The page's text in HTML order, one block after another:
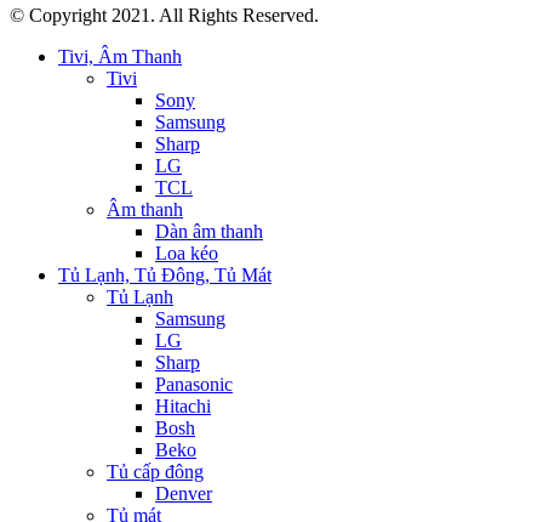
© Copyright 2021. All Rights Reserved.
Tivi, Âm Thanh
Tivi
Sony
Samsung
Sharp
LG
TCL
Âm thanh
Dàn âm thanh
Loa kéo
Tủ Lạnh, Tủ Đông, Tủ Mát
Tủ Lạnh
Samsung
LG
Sharp
Panasonic
Hitachi
Bosh
Beko
Tủ cấp đông
Denver
Tủ mát